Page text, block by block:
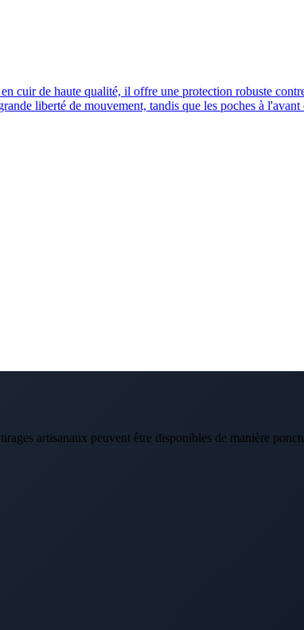
cuir de haute qualité, il offre une protection robuste
liberté de mouvement, tandis que les poches à
artisanaux peuvent être disponibles de manière